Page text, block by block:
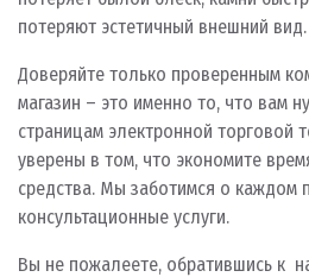
потеряют эстетичный внешний вид.
Доверяйте только проверенным
магазин – это именно то, что вам
страницам электронной торговой
уверены в том, что экономите
средства. Мы заботимся о каждом
консультационные услуги.
Вы не пожалеете, обратившись к